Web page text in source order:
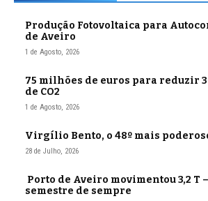
Produção Fotovoltaica para
de Aveiro
1 de Agosto, 2026
75 milhões de euros para reduzir
de CO2
1 de Agosto, 2026
Virgílio Bento, o 48º mais
28 de Julho, 2026
Porto de Aveiro movimentou 3,2 T
semestre de sempre